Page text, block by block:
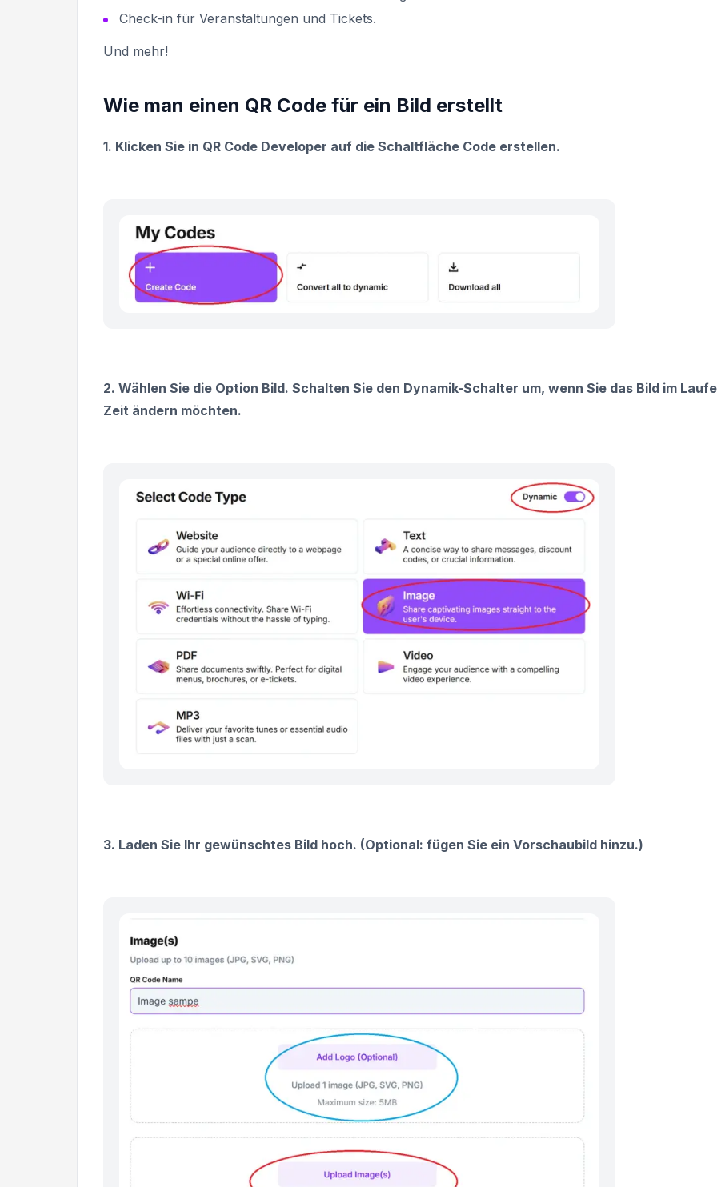
Check-in für Veranstaltungen und Tickets.
Und mehr!
Wie man einen QR Code für ein Bild erstellt
1. Klicken Sie in QR Code Developer auf die Schaltfläche Code erstellen.
2. Wählen Sie die Option Bild. Schalten Sie den Dynamik-Schalter um, wenn Sie das Bild im
Zeit ändern möchten.
3. Laden Sie Ihr gewünschtes Bild hoch. (Optional: fügen Sie ein Vorschaubild hinzu.)